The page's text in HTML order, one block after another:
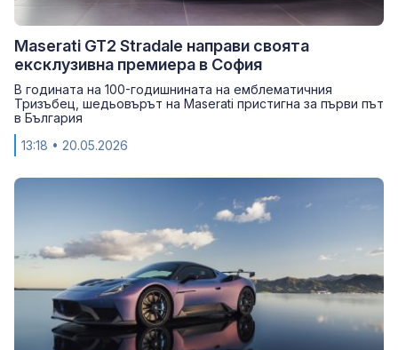
Maserati GT2 Stradale направи своята
ексклузивна премиера в София
В годината на 100-годишнината на емблематичния
Тризъбец, шедьовърът на Maserati пристигна за първи път
в България
13:18 • 20.05.2026